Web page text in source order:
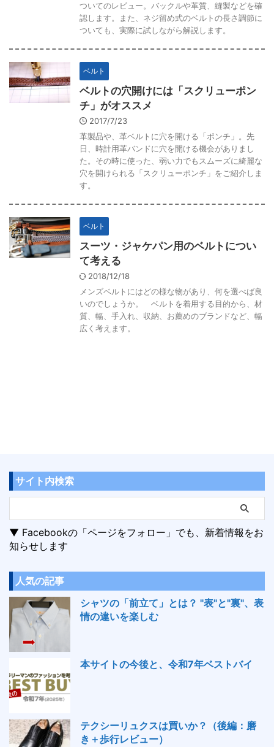
ついてのレビュー。バックルや革質、縫製などを確
認します。また、ネジ留め式のベルトの長さ調節に
ついても、実際に試しながら解説します。
ベルト
ベルトの穴開けには「スクリューポン
チ」がオススメ
2017/7/23
革製品や、革ベルトに穴を開ける「ポンチ」。先
日、時計用革バンドに穴を開ける機会がありまし
た。その時に使った、弱い力でもスムーズに綺麗な
穴を開けられる「スクリューポンチ」をご紹介しま
す。
ベルト
スーツ・ジャケパン用のベルトについ
て考える
2018/12/18
メンズベルトにはどの様な物があり、何を選べば良
いのでしょうか。 ベルトを着用する目的から、材
質、幅、手入れ、収納、お薦めのブランドなど、幅
広く考えます。
サイト内検索
▼ Facebookの「ページをフォロー」でも、新着情報をお
知らせします
人気の記事
シャツの「前立て」とは？ "表"と"裏"、表
情の違いを楽しむ
本サイトの今後と、令和7年ベストバイ
テクシーリュクスは買いか？（後編：磨
き＋歩行レビュー）